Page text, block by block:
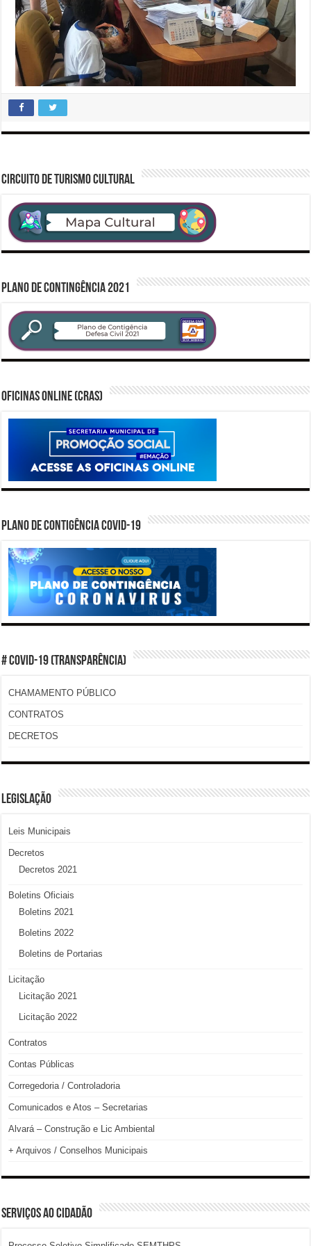
CIRCUITO DE TURISMO CULTURAL
PLANO DE CONTINGÊNCIA 2021
Oficinas Online (CRAS)
PLANO DE CONTIGÊNCIA COVID-19
# COVID-19 (TRANSPARÊNCIA)
CHAMAMENTO PÚBLICO
CONTRATOS
DECRETOS
LEGISLAÇÃO
Leis Municipais
Decretos
Decretos 2021
Boletins Oficiais
Boletins 2021
Boletins 2022
Boletins de Portarias
Licitação
Licitação 2021
Licitação 2022
Contratos
Contas Públicas
Corregedoria / Controladoria
Comunicados e Atos – Secretarias
Alvará – Construção e Lic Ambiental
+ Arquivos / Conselhos Municipais
SERVIÇOS AO CIDADÃO